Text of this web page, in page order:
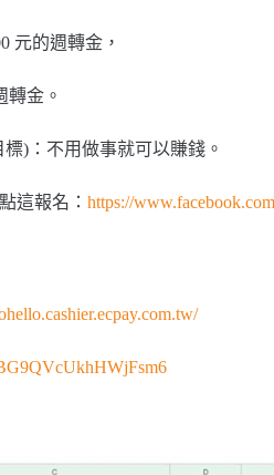
元的週轉金，
轉金。
)：不用做事就可以賺錢。
點這報名： https://